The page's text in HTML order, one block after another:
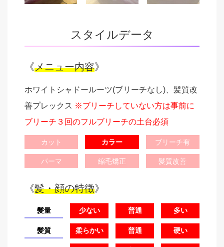
スタイルデータ
《メニュー内容》
ホワイトシャドールーツ(ブリーチなし)、髪質改
善プレックス ※ブリーチしていない方は事前に
ブリーチ３回のフルブリーチの土台必須
カット カラー ブリーチ有
パーマ 縮毛矯正 髪質改善
《髪・顔の特徴》
髪量 少ない 普通 多い
髪質 柔らかい 普通 硬い